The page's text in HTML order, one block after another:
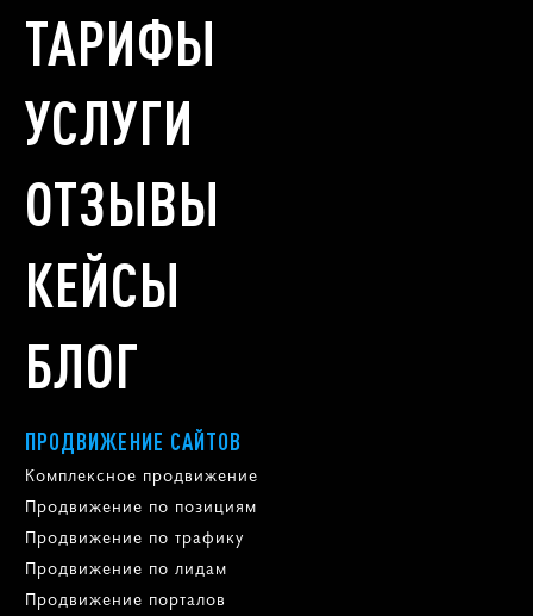
ТАРИФЫ
УСЛУГИ
ОТЗЫВЫ
КЕЙСЫ
БЛОГ
ПРОДВИЖЕНИЕ САЙТОВ
Комплексное продвижение
Продвижение по позициям
Продвижение по трафику
Продвижение по лидам
Продвижение порталов